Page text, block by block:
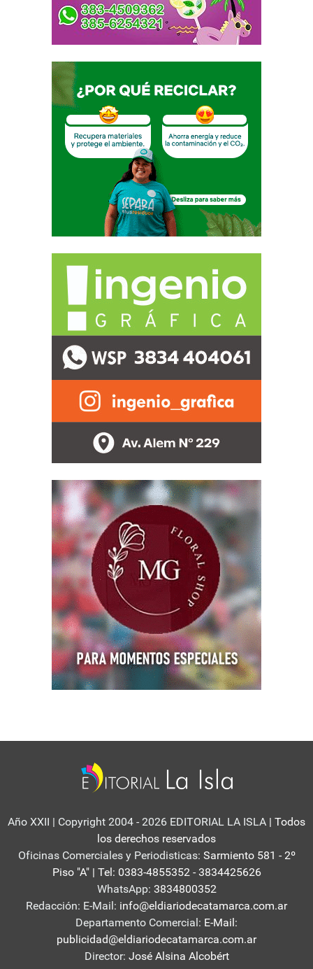
Año XXII | Copyright 2004 - 2026 EDITORIAL LA ISLA | Todos
los derechos reservados
Oficinas Comerciales y Periodisticas: Sarmiento 581 - 2º
Piso "A" | Tel: 0383-4855352 - 3834425626
WhatsApp: 3834800352
Redacción: E-Mail: info@eldiariodecatamarca.com.ar
Departamento Comercial: E-Mail:
publicidad@eldiariodecatamarca.com.ar
Director: José Alsina Alcobért